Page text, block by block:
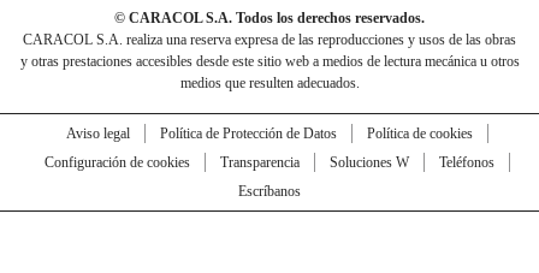
© CARACOL S.A. Todos los derechos reservados.
CARACOL S.A. realiza una reserva expresa de las reproducciones y usos de las obras
y otras prestaciones accesibles desde este sitio web a medios de lectura mecánica u otros
medios que resulten adecuados.
Aviso legal Política de Protección de Datos
Política de cookies
Configuración de cookies
Transparencia Soluciones W
Teléfonos
Escríbanos